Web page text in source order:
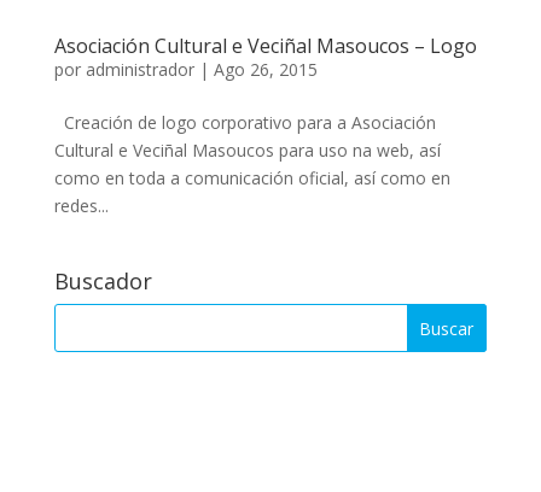
Asociación Cultural e Veciñal Masoucos – Logo
por administrador| Ago 26, 2015
Creación de logo corporativo para a Asociación
Cultural e Veciñal Masoucos para uso na web, así
como en toda a comunicación oficial, así como en
redes...
Buscador